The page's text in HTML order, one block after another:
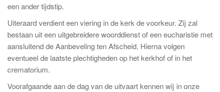
een ander tijdstip.
Uiteraard verdient een viering in de kerk de voorkeur. Zij zal
bestaan uit een uitgebreidere woorddienst of een eucharistie met
aansluitend de Aanbeveling ten Afscheid. Hierna volgen
eventueel de laatste plechtigheden op het kerkhof of in het
crematorium.
Voorafgaande aan de dag van de uitvaart kennen wij in onze